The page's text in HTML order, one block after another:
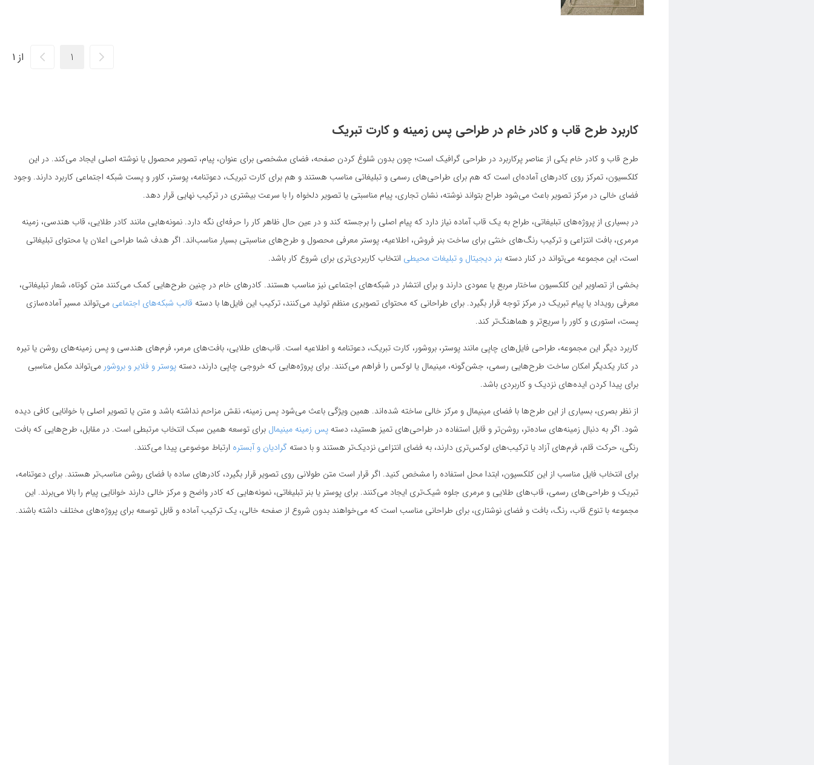
از 1
کاربرد طرح قاب و کادر خام در طراحی پس زمینه و کارت تبریک
طرح قاب و کادر خام یکی از عناصر پرکاربرد در طراحی گرافیک است؛ چون بدون شلوغ کردن صفحه، فضای مشخصی برای عنوان، پیام، تصویر محصول یا نوشته اصلی ایجاد می‌کند. در این
کلکسیون، تمرکز روی کادرهای آماده‌ای است که هم برای طراحی‌های رسمی و تبلیغاتی مناسب هستند و هم برای کارت تبریک، دعوتنامه، پوستر، کاور و پست شبکه اجتماعی کاربرد دارند. وجود
فضای خالی در مرکز تصویر باعث می‌شود طراح بتواند نوشته، نشان تجاری، پیام مناسبتی یا تصویر دلخواه را با سرعت بیشتری در ترکیب نهایی قرار دهد.
در بسیاری از پروژه‌های تبلیغاتی، طراح به یک قاب آماده نیاز دارد که پیام اصلی را برجسته کند و در عین حال ظاهر کار را حرفه‌ای نگه دارد. نمونه‌هایی مانند کادر طلایی، قاب هندسی، زمینه
مرمری، بافت انتزاعی و ترکیب رنگ‌های خنثی برای ساخت بنر فروش، اطلاعیه، پوستر معرفی محصول و طرح‌های مناسبتی بسیار مناسب‌اند. اگر هدف شما طراحی اعلان یا محتوای تبلیغاتی
است، این مجموعه می‌تواند در کنار دسته بنر دیجیتال و تبلیغات محیطی انتخاب کاربردی‌تری برای شروع کار باشد.
بخشی از تصاویر این کلکسیون ساختار مربع یا عمودی دارند و برای انتشار در شبکه‌های اجتماعی نیز مناسب هستند. کادرهای خام در چنین طرح‌هایی کمک می‌کنند متن کوتاه، شعار تبلیغاتی،
معرفی رویداد یا پیام تبریک در مرکز توجه قرار بگیرد. برای طراحانی که محتوای تصویری منظم تولید می‌کنند، ترکیب این فایل‌ها با دسته قالب شبکه‌های اجتماعی می‌تواند مسیر آماده‌سازی
پست، استوری و کاور را سریع‌تر و هماهنگ‌تر کند.
کاربرد دیگر این مجموعه، طراحی فایل‌های چاپی مانند پوستر، بروشور، کارت تبریک، دعوتنامه و اطلاعیه است. قاب‌های طلایی، بافت‌های مرمر، فرم‌های هندسی و پس زمینه‌های روشن یا تیره
در کنار یکدیگر امکان ساخت طرح‌هایی رسمی، جشن‌گونه، مینیمال یا لوکس را فراهم می‌کنند. برای پروژه‌هایی که خروجی چاپی دارند، دسته پوستر و فلایر و بروشور می‌تواند مکمل مناسبی
برای پیدا کردن ایده‌های نزدیک و کاربردی باشد.
از نظر بصری، بسیاری از این طرح‌ها با فضای مینیمال و مرکز خالی ساخته شده‌اند. همین ویژگی باعث می‌شود پس زمینه، نقش مزاحم نداشته باشد و متن یا تصویر اصلی با خوانایی کافی دیده
شود. اگر به دنبال زمینه‌های ساده‌تر، روشن‌تر و قابل استفاده در طراحی‌های تمیز هستید، دسته پس زمینه مینیمال برای توسعه همین سبک انتخاب مرتبطی است. در مقابل، طرح‌هایی که بافت
رنگی، حرکت قلم، فرم‌های آزاد یا ترکیب‌های لوکس‌تری دارند، به فضای انتزاعی نزدیک‌تر هستند و با دسته گرادیان و آبستره ارتباط موضوعی پیدا می‌کنند.
برای انتخاب فایل مناسب از این کلکسیون، ابتدا محل استفاده را مشخص کنید. اگر قرار است متن طولانی روی تصویر قرار بگیرد، کادرهای ساده با فضای روشن مناسب‌تر هستند. برای دعوتنامه،
تبریک و طراحی‌های رسمی، قاب‌های طلایی و مرمری جلوه شیک‌تری ایجاد می‌کنند. برای پوستر یا بنر تبلیغاتی، نمونه‌هایی که کادر واضح و مرکز خالی دارند خوانایی پیام را بالا می‌برند. این
مجموعه با تنوع قاب، رنگ، بافت و فضای نوشتاری، برای طراحانی مناسب است که می‌خواهند بدون شروع از صفحه خالی، یک ترکیب آماده و قابل توسعه برای پروژه‌های مختلف داشته باشند.